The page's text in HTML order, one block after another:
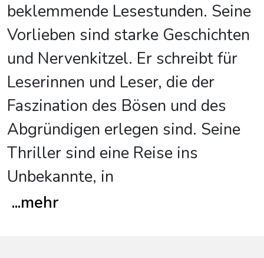
beklemmende Lesestunden. Seine
Vorlieben sind starke Geschichten
und Nervenkitzel. Er schreibt für
Leserinnen und Leser, die der
Faszination des Bösen und des
Abgründigen erlegen sind. Seine
Thriller sind eine Reise ins
Unbekannte, in
...mehr